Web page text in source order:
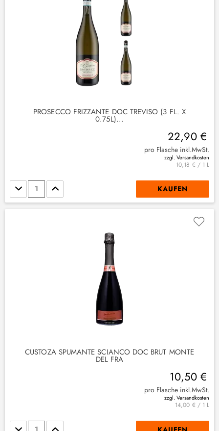
PROSECCO FRIZZANTE DOC TREVISO (3 FL. X
0.75L)...
22,90 €
pro Flasche inkl.MwSt.
zzgl. Versandkosten
10,18 € / 1 L
Stückzahl KAUFEN
CUSTOZA SPUMANTE SCIÀNCO DOC BRUT MONTE
DEL FRA
10,50 €
pro Flasche inkl.MwSt.
zzgl. Versandkosten
14,00 € / 1 L
Stückzahl